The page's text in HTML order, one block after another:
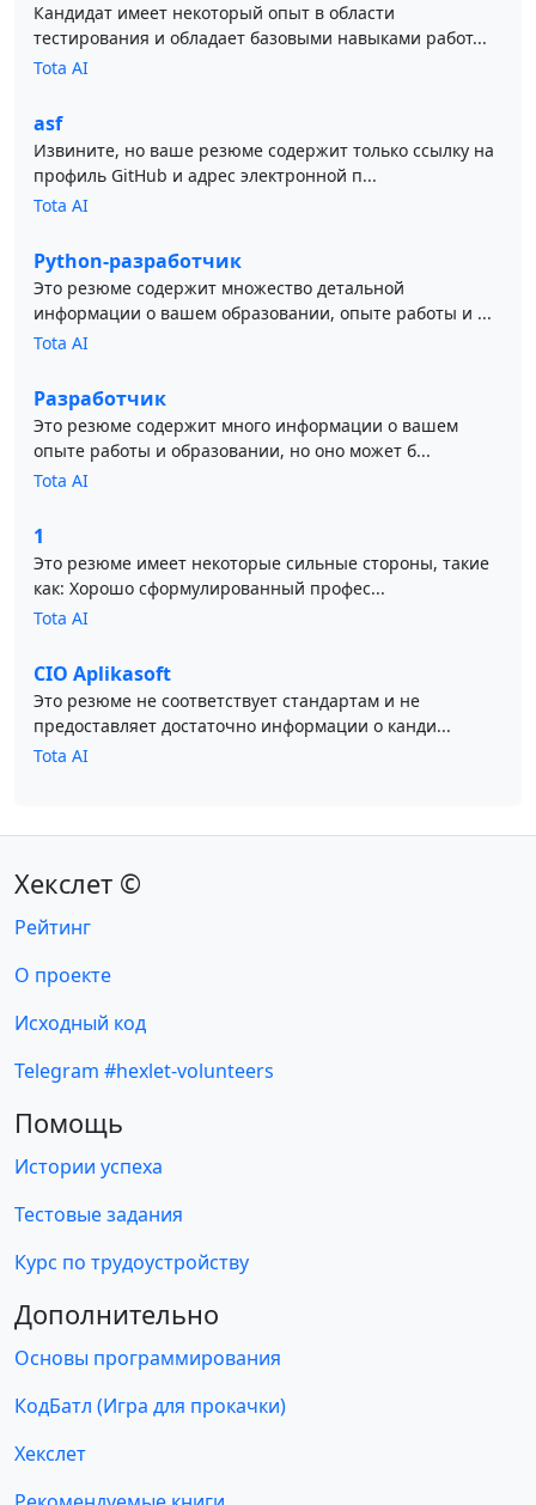
Кандидат имеет некоторый опыт в области
тестирования и обладает базовыми навыками работ...
Tota AI
asf
Извините, но ваше резюме содержит только ссылку на
профиль GitHub и адрес электронной п...
Tota AI
Python-разработчик
Это резюме содержит множество детальной
информации о вашем образовании, опыте работы и ...
Tota AI
Разработчик
Это резюме содержит много информации о вашем
опыте работы и образовании, но оно может б...
Tota AI
1
Это резюме имеет некоторые сильные стороны, такие
как: Хорошо сформулированный профес...
Tota AI
CIO Aplikasoft
Это резюме не соответствует стандартам и не
предоставляет достаточно информации о канди...
Tota AI
Хекслет ©
Рейтинг
О проекте
Исходный код
Telegram #hexlet-volunteers
Помощь
Истории успеха
Тестовые задания
Курс по трудоустройству
Дополнительно
Основы программирования
КодБатл (Игра для прокачки)
Хекслет